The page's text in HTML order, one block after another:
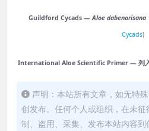
Guildford Cycads — Aloe dabenorisana
Cycads)
International Aloe Scientific Primer — 列入
声明：本站所有文章，如无特
创发布。任何个人或组织，在未
制、盗用、采集、发布本站内容